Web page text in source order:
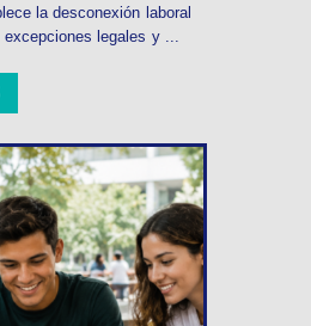
la desconexión laboral
excepciones legales y ...